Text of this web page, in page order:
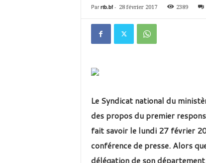
i
Par rtb.bf- 28 février 2017 2389
Le Syndicat national du
des propos du premier
fait savoir le lundi 27 février
conférence de presse. Alors
délégation de son